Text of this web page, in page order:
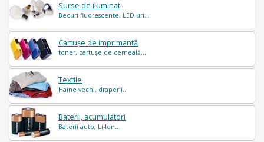
Surse de iluminat
Becuri fluorescente, LED-uri...
Cartușe de imprimantă
toner, cartușe de cerneală...
Textile
Haine vechi, draperii...
Baterii, acumulatori
Baterii auto, Li-Ion...